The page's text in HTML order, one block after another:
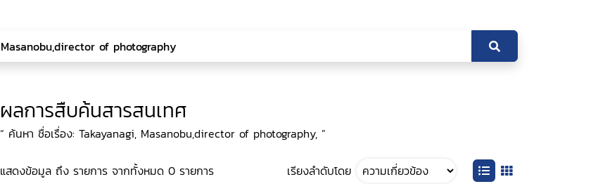
ผลการสืบค้นสารสนเทศ
“ ค้นหา ชื่อเรื่อง: Takayanagi, Masanobu,director of photography, ”
แสดงข้อมูล ถึง รายการ จากทั้งหมด 0 รายการ เรียงลำดับโดย